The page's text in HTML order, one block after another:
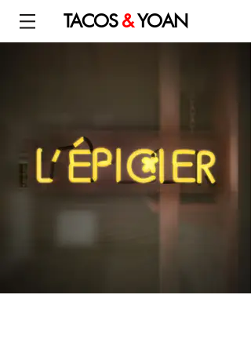
TACOS&YOAN